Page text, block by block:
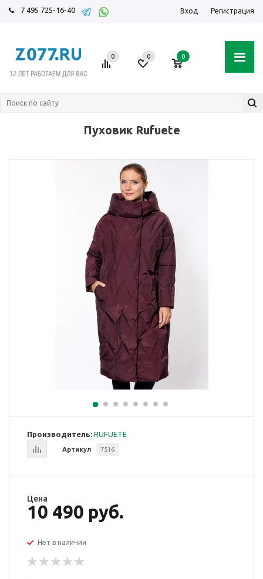
7 495 725-16-40 Вход Регистрация
0 0 0
Пуховик Rufuete
Производитель: RUFUETE
Артикул 7516
Цена
10 490 руб.
Нет в наличии